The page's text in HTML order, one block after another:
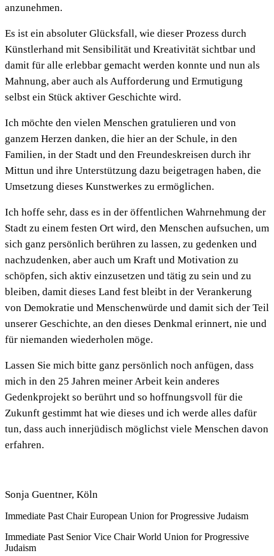
anzunehmen.
Es ist ein absoluter Glücksfall, wie dieser Prozess durch
Künstlerhand mit Sensibilität und Kreativität sichtbar und
damit für alle erlebbar gemacht werden konnte und nun als
Mahnung, aber auch als Aufforderung und Ermutigung
selbst ein Stück aktiver Geschichte wird.
Ich möchte den vielen Menschen gratulieren und von
ganzem Herzen danken, die hier an der Schule, in den
Familien, in der Stadt und den Freundeskreisen durch ihr
Mittun und ihre Unterstützung dazu beigetragen haben, die
Umsetzung dieses Kunstwerkes zu ermöglichen.
Ich hoffe sehr, dass es in der öffentlichen Wahrnehmung der
Stadt zu einem festen Ort wird, den Menschen aufsuchen, um
sich ganz persönlich berühren zu lassen, zu gedenken und
nachzudenken, aber auch um Kraft und Motivation zu
schöpfen, sich aktiv einzusetzen und tätig zu sein und zu
bleiben, damit dieses Land fest bleibt in der Verankerung
von Demokratie und Menschenwürde und damit sich der Teil
unserer Geschichte, an den dieses Denkmal erinnert, nie und
für niemanden wiederholen möge.
Lassen Sie mich bitte ganz persönlich noch anfügen, dass
mich in den 25 Jahren meiner Arbeit kein anderes
Gedenkprojekt so berührt und so hoffnungsvoll für die
Zukunft gestimmt hat wie dieses und ich werde alles dafür
tun, dass auch innerjüdisch möglichst viele Menschen davon
erfahren.
Sonja Guentner, Köln
Immediate Past Chair European Union for Progressive Judaism
Immediate Past Senior Vice Chair World Union for Progressive
Judaism